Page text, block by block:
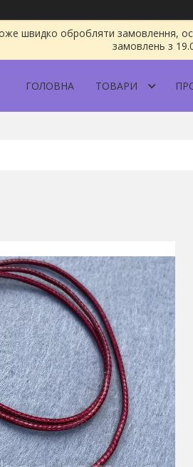
швидко обробляти замовлення,
замовлень з
ГОЛОВНА ТОВАРИ